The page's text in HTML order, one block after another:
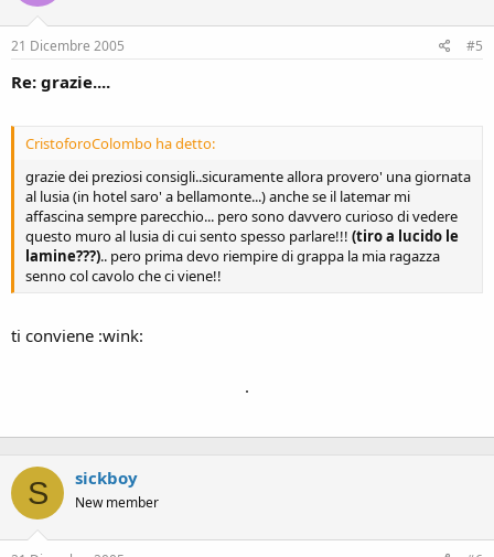
21 Dicembre 2005 #5
Re: grazie....
CristoforoColombo ha detto:
grazie dei preziosi consigli..sicuramente allora provero' una giornata
al lusia (in hotel saro' a bellamonte...) anche se il latemar mi
affascina sempre parecchio... pero sono davvero curioso di vedere
questo muro al lusia di cui sento spesso parlare!!! (tiro a lucido le
lamine???).. pero prima devo riempire di grappa la mia ragazza
senno col cavolo che ci viene!!
ti conviene :wink:
.
S sickboy
New member